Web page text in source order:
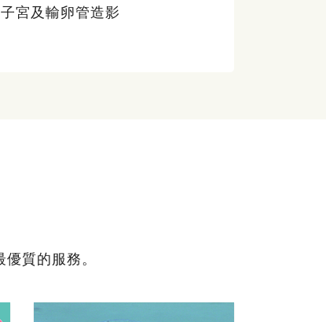
宮及輸卵管造影
質的服務。